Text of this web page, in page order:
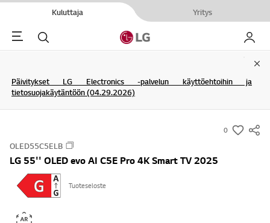
Kuluttaja Yritys
Menu Haku My LG
Päivitykset LG Electronics -palvelun käyttöehtoihin ja
tietosuojakäytäntöön (04.29.2026)
0
s
OLED55C5ELB
LG 55'' OLED evo AI C5E Pro 4K Smart TV 2025
Tuoteseloste